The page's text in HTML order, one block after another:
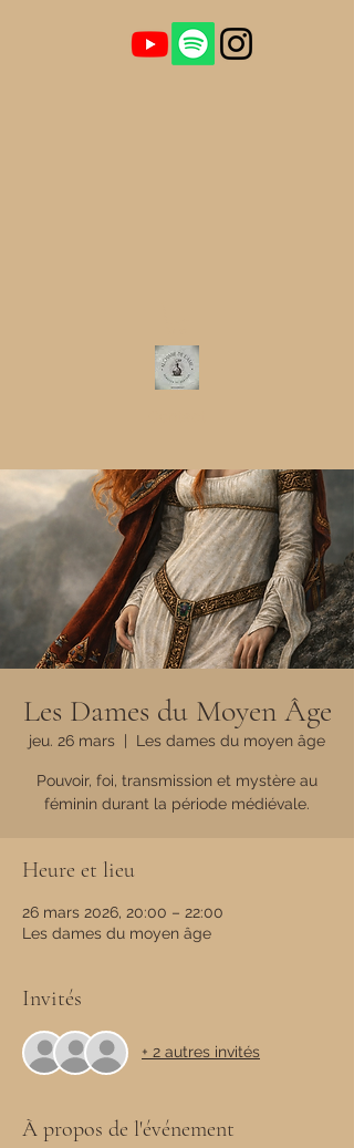
Les Dames du Moyen Âge
jeu. 26 mars
  |
Les dames du moyen âge
Pouvoir, foi, transmission et mystère au
féminin durant la période médiévale.
Heure et lieu
26 mars 2026, 20:00 – 22:00
Les dames du moyen âge
Invités
+ 2 autres invités
À propos de l'événement